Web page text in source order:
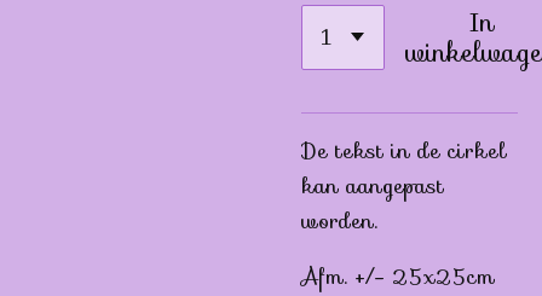
In
De tekst in de cirkel
kan aangepast
worden.
Afm. +/- 25x25cm